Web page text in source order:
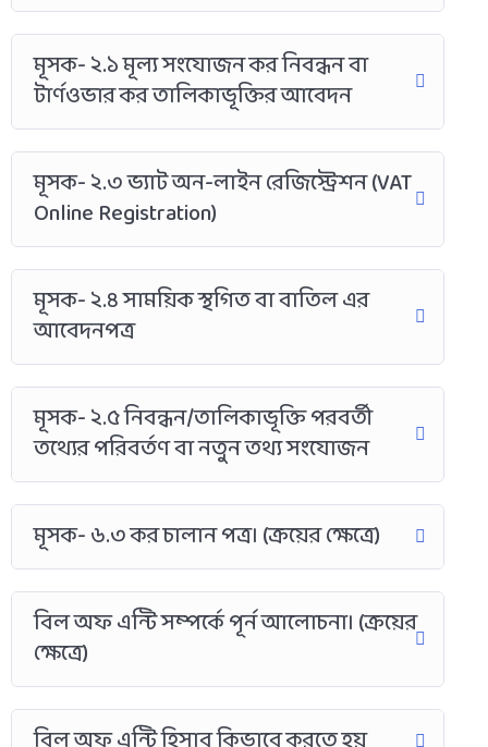
মূসক- ২.১ মূল্য সংযোজন কর নিবন্ধন বা
টার্ণওভার কর তালিকাভূক্তির আবেদন
মূসক- ২.৩ ভ্যাট অন-লাইন রেজিস্ট্রেশন (VAT
Online Registration)
মূসক- ২.৪ সাময়িক স্থগিত বা বাতিল এর
আবেদনপত্র
মূসক- ২.৫ নিবন্ধন/তালিকাভূক্তি পরবর্তী
তথ্যের পরিবর্তণ বা নতুন তথ্য সংযোজন
মূসক- ৬.৩ কর চালান পত্র। (ক্রয়ের ক্ষেত্রে)
বিল অফ এন্টি সম্পর্কে পূর্ন আলোচনা। (ক্রয়ের
ক্ষেত্রে)